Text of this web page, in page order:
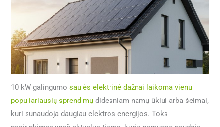
10 kW galingumosaulės elektrinė dažnai laikoma vienu
populiariausių sprendimų didesniam namų ūkiui arba šeimai,
kuri sunaudoja daugiau elektros energijos. Toks